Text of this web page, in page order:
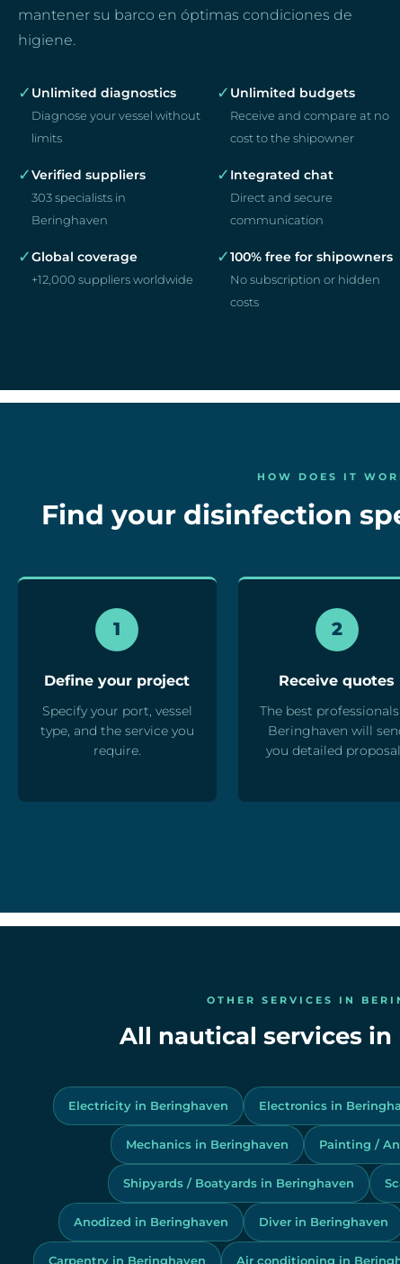
mantener su barco en óptimas condiciones de
higiene.
✓ Unlimited diagnostics
Diagnose your vessel without
limits
✓ Unlimited budgets
Receive and compare at no
cost to the shipowner
✓Verified suppliers
303 specialists in
Beringhaven
✓ Integrated chat
Direct and secure
communication
✓Global coverage
+12,000 suppliers worldwide
✓100% free for shipowners
No subscription or hidden
costs
HOW DOES IT
Find your disinfection
1
Define your project
Specify your port, vessel
type, and the service you
require.
2
Receive quotes
The best
Beringhaven will
you detailed
OTHER SERVICES IN
All nautical services
Electricity in Beringhaven Electronics in
Mechanics in Beringhaven Painting /
Shipyards / Boatyards in Beringhaven
Anodized in Beringhaven Diver in Beringhaven
Carpentry in Beringhaven Air conditioning in